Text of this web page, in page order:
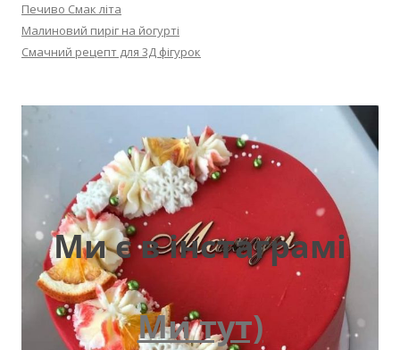
Печиво Смак літа
Малиновий пиріг на йогурті
Смачний рецепт для 3Д фігурок
Ми є в інстаграмі
Ми тут)